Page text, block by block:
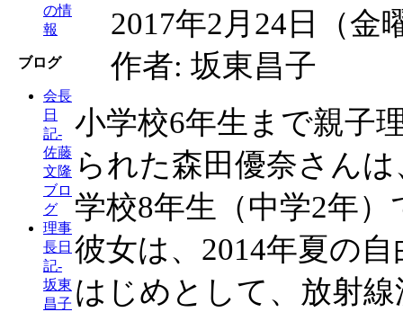
の情
報
ブログ
会長
日
記-
佐藤
文隆
ブロ
グ
理事
長日
記-
坂東
昌子
2017年2月24日（金
作者: 坂東昌子
小学校6年生まで親子
られた森田優奈さん
学校8年生（中学2年）
彼女は、2014年夏の
はじめとして、放射